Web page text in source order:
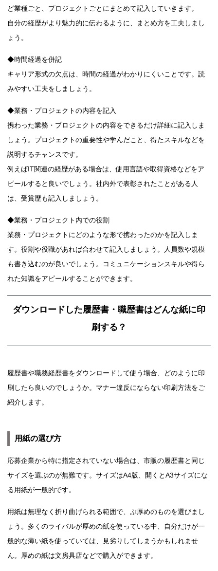
ど業種ごと、プロジェクトごとにまとめて記入していきます。
自分の経歴がより魅力的に伝わるように、まとめ方を工夫しまし
ょう。
◆時間経過を併記
キャリア形式の欠点は、時間の経過がわかりにくいことです。読
みやすい工夫をしましょう。
◆業務・プロジェクトの内容を記入
携わった業務・プロジェクトの内容をできるだけ詳細に記入しま
しょう。プロジェクトの重要性や学んだこと、得たスキルなどを
説明するチャンスです。
例えばIT関連の経歴がある場合は、使用言語や取得資格などをア
ピールすると良いでしょう。社内外で表彰されたことがある人
は、受賞歴も記入しましょう。
◆業務・プロジェクト内での役割
業務・プロジェクトにどのような形で携わったのかを記入しま
す。役割や役職があれば合わせて記入しましょう。人員数や規模
も書き込むのが良いでしょう。コミュニケーションスキルや得ら
れた知識をアピールすることができます。
ダウンロードした履歴書・職歴書はどんな紙に印
刷する？
履歴書や職務経歴書をダウンロードして使う場合、どのように印
刷したら良いのでしょうか。マナー違反にならない印刷方法をご
紹介します。
用紙の選び方
応募企業から特に指定されていない場合は、市販の履歴書と同じ
サイズを選ぶのが無難です。サイズはA4版、開くとA3サイズにな
る用紙が一般的です。
用紙は無理なく折り曲げられる範囲で、ぶ厚めのものを選びまし
ょう。多くのライバルが厚めの紙を使っている中、自分だけが一
般的な薄い紙を使っていては、見劣りしてしまうかもしれませ
ん。厚めの紙は文房具店などで購入ができます。